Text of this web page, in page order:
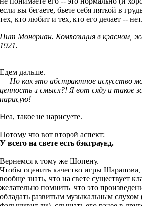
если вы бегаете, бьете себя пяткой в
тех, кто любит и тех, кто его делает -- нет.
Пит Мондриан. Композиция в красном,
1921.
Едем дальше.
— Но как это абстрактное искусство
ценность и смысл?! Я вот сяду и такое
нарисую!
Неа, такое не нарисуете.
Потому что вот второй аспект:
У всего на свете есть бэкграунд.
Вернемся к тому же Шопену.
Чтобы оценить качество игры Шарапова,
вообще знать, что на свете существует
желательно помнить, что это
обладать развитым музыкальным слухом